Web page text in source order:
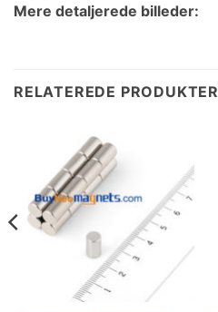
Mere detaljerede billeder:
RELATEREDE PRODUKTER